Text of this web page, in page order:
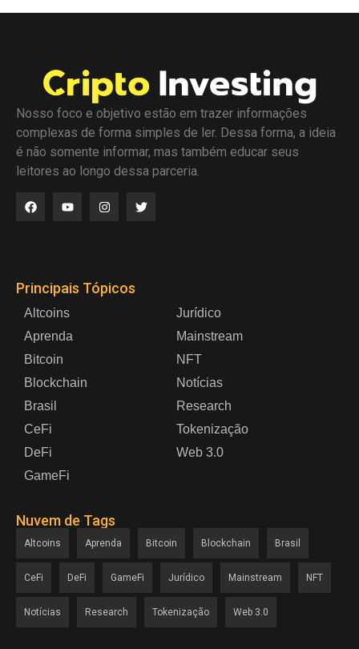
Nosso foco e objetivo estão em trazer informações
complexas de forma simples de ler. Dessa forma, a ideia
é não somente informar, mas também educar seus
leitores ao longo dessa parceria.
Principais Tópicos
Altcoins
Aprenda
Bitcoin
Blockchain
Brasil
CeFi
DeFi
GameFi
Jurídico
Mainstream
NFT
Notícias
Research
Tokenização
Web 3.0
Nuvem de Tags
Altcoins Aprenda Bitcoin Blockchain Brasil
CeFi DeFi GameFi Jurídico Mainstream NFT
Notícias Research Tokenização Web 3.0